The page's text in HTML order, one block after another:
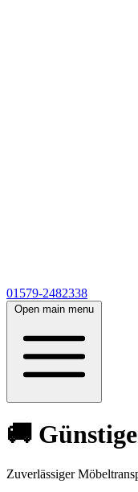
01579-2482338
Open main menu
🚚
Zuverlässiger